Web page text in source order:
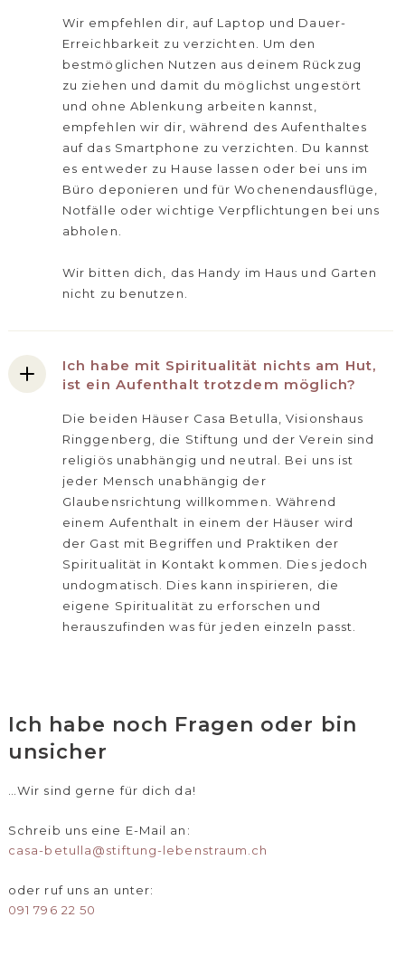
Wir empfehlen dir, auf Laptop und Dauer-
Erreichbarkeit zu verzichten. Um den
bestmöglichen Nutzen aus deinem Rückzug
zu ziehen und damit du möglichst ungestört
und ohne Ablenkung arbeiten kannst,
empfehlen wir dir, während des Aufenthaltes
auf das Smartphone zu verzichten. Du kannst
es entweder zu Hause lassen oder bei uns im
Büro deponieren und für Wochenendausflüge,
Notfälle oder wichtige Verpflichtungen bei uns
abholen.
Wir bitten dich, das Handy im Haus und Garten
nicht zu benutzen.
Ich habe mit Spiritualität nichts am Hut,
ist ein Aufenthalt trotzdem möglich?
Die beiden Häuser Casa Betulla, Visionshaus
Ringgenberg, die Stiftung und der Verein sind
religiös unabhängig und neutral. Bei uns ist
jeder Mensch unabhängig der
Glaubensrichtung willkommen. Während
einem Aufenthalt in einem der Häuser wird
der Gast mit Begriffen und Praktiken der
Spiritualität in Kontakt kommen. Dies jedoch
undogmatisch. Dies kann inspirieren, die
eigene Spiritualität zu erforschen und
herauszufinden was für jeden einzeln passt.
Ich habe noch Fragen oder bin
unsicher
…Wir sind gerne für dich da!
Schreib uns eine E-Mail an:
casa-betulla@stiftung-lebenstraum.ch
oder ruf uns an unter:
091 796 22 50